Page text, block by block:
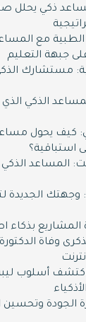
ذكي يحلل
مع
جبهة التعليم
مستشارك
الذكي
كيف يحول
استباقية؟
المساعد الذكي
وجهتك الجديدة
المشاريع
وفاة
أسلوب
الجودة وتحسين